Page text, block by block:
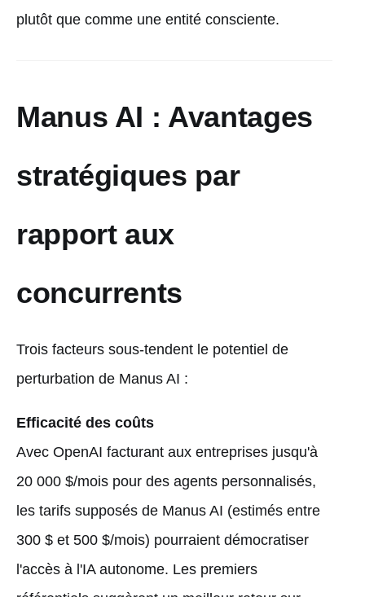
plutôt que comme une entité consciente.
Manus AI : Avantages
stratégiques par
rapport aux
concurrents
Trois facteurs sous-tendent le potentiel de
perturbation de Manus AI :
Efficacité des coûts
Avec OpenAI facturant aux entreprises jusqu'à
20 000 $/mois pour des agents personnalisés,
les tarifs supposés de Manus AI (estimés entre
300 $ et 500 $/mois) pourraient démocratiser
l'accès à l'IA autonome. Les premiers